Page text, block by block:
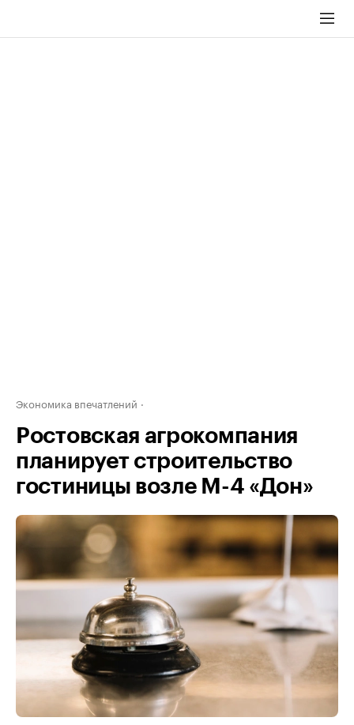
Экономика впечатлений
Ростовская агрокомпания
планирует строительство
гостиницы возле М-4 «Дон»